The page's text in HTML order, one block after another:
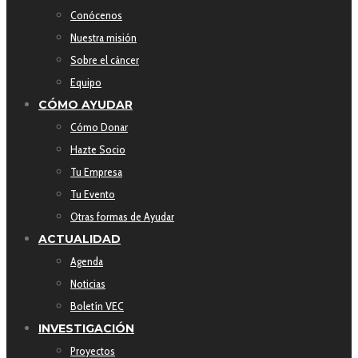
Conócenos
Nuestra misión
Sobre el cáncer
Equipo
CÓMO AYUDAR
Cómo Donar
Hazte Socio
Tu Empresa
Tu Evento
Otras formas de Ayudar
ACTUALIDAD
Agenda
Noticias
Boletín VEC
INVESTIGACIÓN
Proyectos